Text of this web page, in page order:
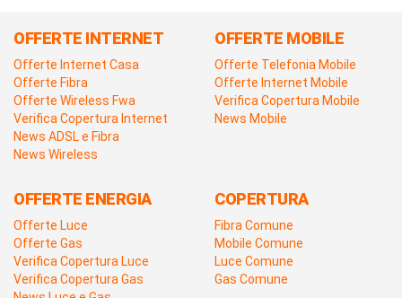
OFFERTE INTERNET
Offerte Internet Casa
Offerte Fibra
Offerte Wireless Fwa
Verifica Copertura Internet
News ADSL e Fibra
News Wireless
OFFERTE MOBILE
Offerte Telefonia Mobile
Offerte Internet Mobile
Verifica Copertura Mobile
News Mobile
OFFERTE ENERGIA
Offerte Luce
Offerte Gas
Verifica Copertura Luce
Verifica Copertura Gas
COPERTURA
Fibra Comune
Mobile Comune
Luce Comune
Gas Comune